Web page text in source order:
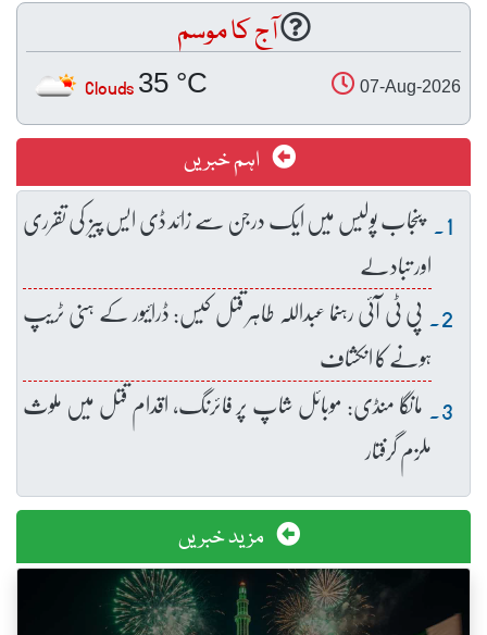
آج کا موسم
07-Aug-2026
35 °C
Clouds
اہم خبریں
پنجاب پولیس میں ایک درجن سے زائد ڈی ایس پیز کی تقرری
اور تبادلے
پی ٹی آئی رہنما عبداللہ طاہر قتل کیس: ڈرائیور کے ہنی ٹریپ
ہونے کا انکشاف
مانگا منڈی: موبائل شاپ پر فائرنگ، اقدام قتل میں ملوث
ملزم گرفتار
مزید خبریں